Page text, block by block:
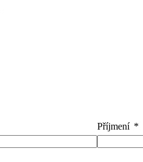
Příjmení